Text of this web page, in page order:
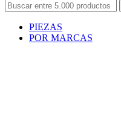
PIEZAS
POR MARCAS